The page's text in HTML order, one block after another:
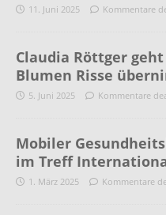
11. Juni 2025 Kommentare
Claudia Röttger
Blumen Risse
5. Juni 2025 Kommentare
Mobiler
im Treff
1. März 2025 Kommentare